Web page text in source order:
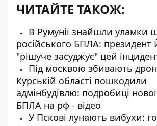
ЧИТАЙТЕ ТАКОЖ:
В Румунії знайшли уламки
російського БПЛА: президент
"рішуче засуджує" цей
Під москвою збивають
Курській області пошкодили
адмінбудівлю: подробиці
БПЛА на рф - відео
У Пскові лунають вибухи: